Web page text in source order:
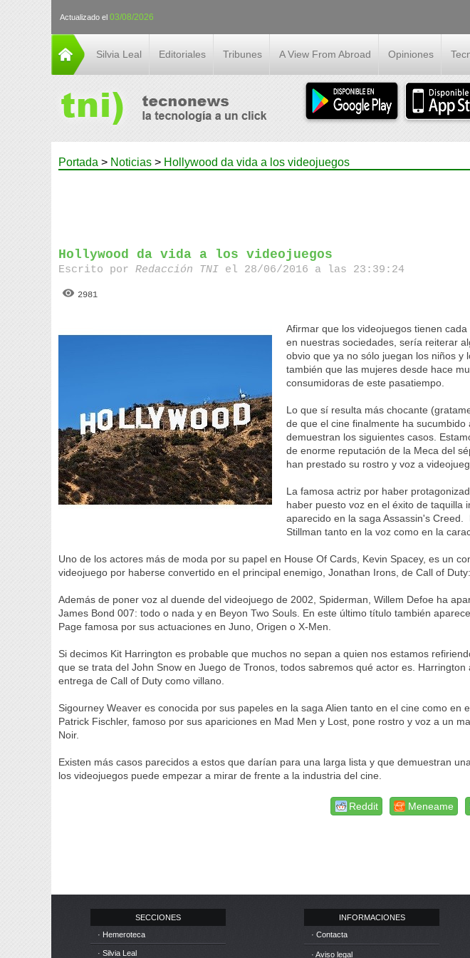
Actualizado el 03/08/2026
Silvia Leal Editoriales Tribunes A View From Abroad Opiniones
Portada > Noticias > Hollywood da vida a los videojuegos
Hollywood da vida a los videojuegos
Escrito porRedacción TNI el 28/06/2016 a las 23:39:24
2981
Afirmar que los videojuegos tienen
en nuestras sociedades, sería reiterar
obvio que ya no sólo juegan los niños y
también que las mujeres desde hace
consumidoras de este pasatiempo.
Lo que sí resulta más chocante
de que el cine finalmente ha
demuestran los siguientes casos.
de enorme reputación de la Meca del
han prestado su rostro y voz a
La famosa actriz por haber
haber puesto voz en el éxito de taquilla
aparecido en la saga Assassin's
Stillman tanto en la voz como en la
Uno de los actores más de moda por su papel en House Of Cards, Kevin Spacey, es un
videojuego por haberse convertido en el principal enemigo, Jonathan Irons, de Call of
Además de poner voz al duende del videojuego de 2002, Spiderman, Willem Defoe ha
James Bond 007: todo o nada y en Beyon Two Souls. En este último título también
Page famosa por sus actuaciones en Juno, Origen o X-Men.
Si decimos Kit Harrington es probable que muchos no sepan a quien nos estamos
que se trata del John Snow en Juego de Tronos, todos sabremos qué actor es. Harrington
entrega de Call of Duty como villano.
Sigourney Weaver es conocida por sus papeles en la saga Alien tanto en el cine como en
Patrick Fischler, famoso por sus apariciones en Mad Men y Lost, pone rostro y voz a un
Noir.
Existen más casos parecidos a estos que darían para una larga lista y que demuestran
los videojuegos puede empezar a mirar de frente a la industria del cine.
Meneame
Reddit
SECCIONES
· Hemeroteca
· Silvia Leal
INFORMACIONES
· Contacta
· Aviso legal